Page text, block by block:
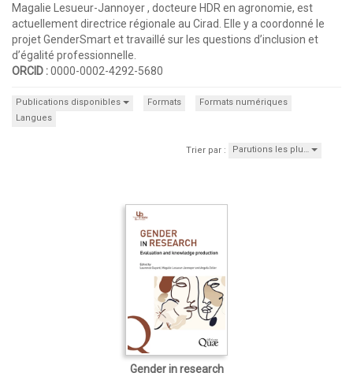
Magalie Lesueur-Jannoyer , docteure HDR en agronomie, est
actuellement directrice régionale au Cirad. Elle y a coordonné le
projet GenderSmart et travaillé sur les questions d’inclusion et
d’égalité professionnelle.
ORCID :0000-0002-4292-5680
Publications disponibles Formats
Formats numériques
Langues
Trier par : Parutions les plu…
Gender in research